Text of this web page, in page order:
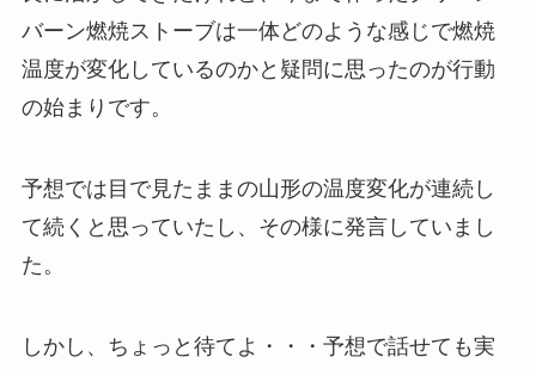
バーン燃焼ストーブは一体どのような感じで燃焼
温度が変化しているのかと疑問に思ったのが行動
の始まりです。
予想では目で見たままの山形の温度変化が連続し
て続くと思っていたし、その様に発言していまし
た。
しかし、ちょっと待てよ・・・予想で話せても実